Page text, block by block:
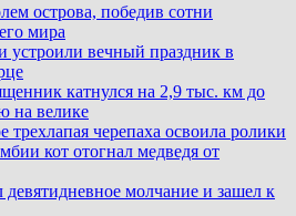
острова, победив сотни
мира
вечный праздник в
катнулся на 2,9 тыс. км до
на велике
трехлапая черепаха освоила ролики
кот отогнал медведя от
молчание и зашел к